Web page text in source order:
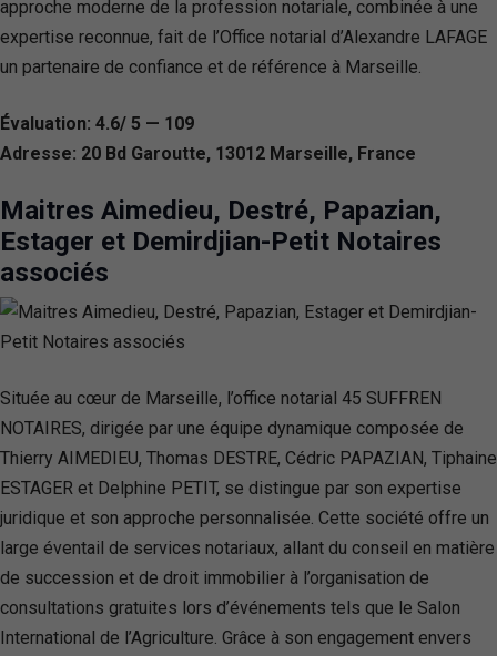
approche moderne de la profession notariale, combinée à une
expertise reconnue, fait de l’Office notarial d’Alexandre LAFAGE
un partenaire de confiance et de référence à Marseille.
Évaluation: 4.6/ 5 — 109
Adresse: 20 Bd Garoutte, 13012 Marseille, France
Maitres Aimedieu, Destré, Papazian,
Estager et Demirdjian-Petit Notaires
associés
Située au cœur de Marseille, l’office notarial 45 SUFFREN
NOTAIRES, dirigée par une équipe dynamique composée de
Thierry AIMEDIEU, Thomas DESTRE, Cédric PAPAZIAN, Tiphaine
ESTAGER et Delphine PETIT, se distingue par son expertise
juridique et son approche personnalisée. Cette société offre un
large éventail de services notariaux, allant du conseil en matière
de succession et de droit immobilier à l’organisation de
consultations gratuites lors d’événements tels que le Salon
International de l’Agriculture. Grâce à son engagement envers